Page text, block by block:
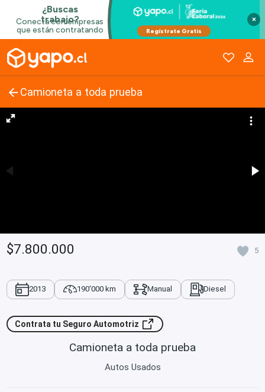
×
Camioneta a toda prueba
$7.800.000 5
2013 190'000 km Manual Diesel
Contrata tu Seguro Automotriz
Camioneta a toda prueba
Autos Usados